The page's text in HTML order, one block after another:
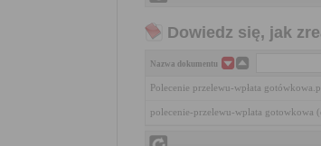
Dowiedz się, jak
Nazwa dokumentu
Polecenie przelewu-wpłata
polecenie-przelewu-wplata gotowkowa